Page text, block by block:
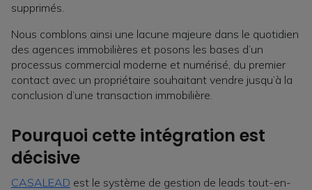
supprimés.
Nous comblons ainsi une lacune majeure dans le quotidien
des agences immobilières et posons les bases d’un
processus commercial moderne et numérisé, du premier
contact avec un propriétaire souhaitant vendre jusqu’à la
conclusion d’une transaction immobilière.
Pourquoi cette intégration est
décisive
CASALEAD est le système de gestion de leads tout-en-